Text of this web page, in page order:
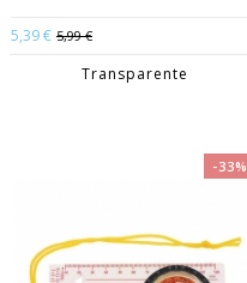
5,39 € 5,99 €
Transparente
-33%